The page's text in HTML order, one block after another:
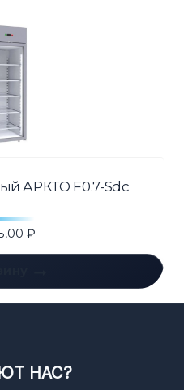
АРКТО F0.7-Sdc
₽
НАС?